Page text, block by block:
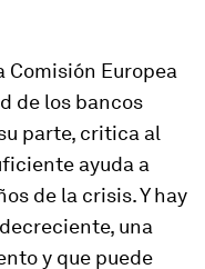
Comisión Europea
de los bancos
parte, critica al
ayuda a
de la crisis. Y hay
una
y que puede